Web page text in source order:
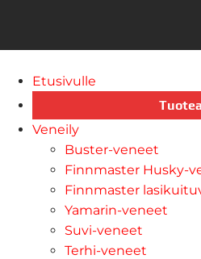
Etusivulle
Veneily
Buster-veneet
Finnmaster Husky-
Finnmaster
Yamarin-veneet
Suvi-veneet
Terhi-veneet